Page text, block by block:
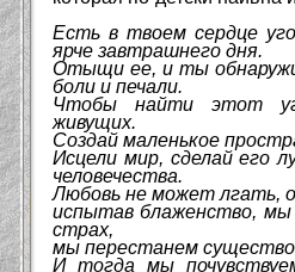
Есть в твоем сердце
ярче завтрашнего дня.
Отыщи ее, и ты
боли и печали.
Чтобы найти этот
живущих.
Создай маленькое
Исцели мир, сделай его
человечества.
Любовь не может лгать,
испытав блаженство, мы
страх,
мы перестанем
И тогда мы